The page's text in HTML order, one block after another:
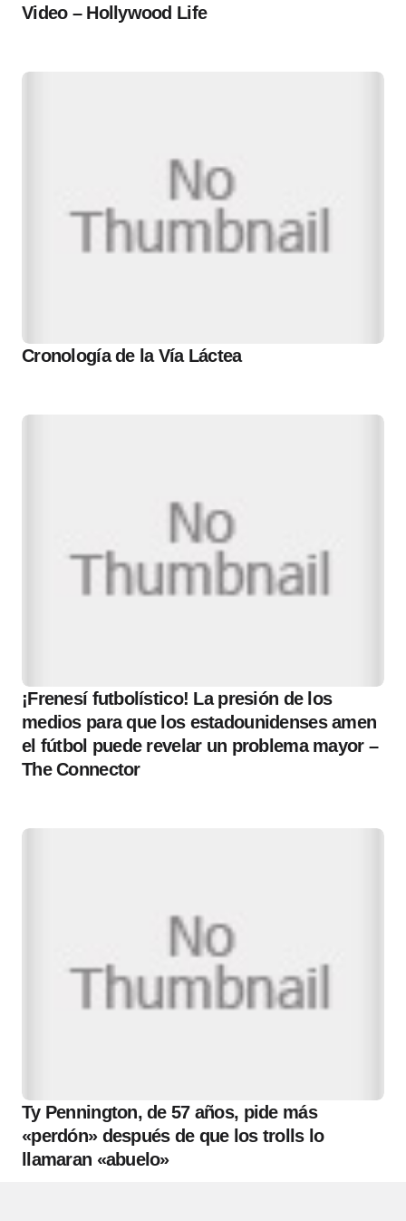
Video – Hollywood Life
Cronología de la Vía Láctea
¡Frenesí futbolístico! La presión de los
medios para que los estadounidenses amen
el fútbol puede revelar un problema mayor –
The Connector
Ty Pennington, de 57 años, pide más
«perdón» después de que los trolls lo
llamaran «abuelo»